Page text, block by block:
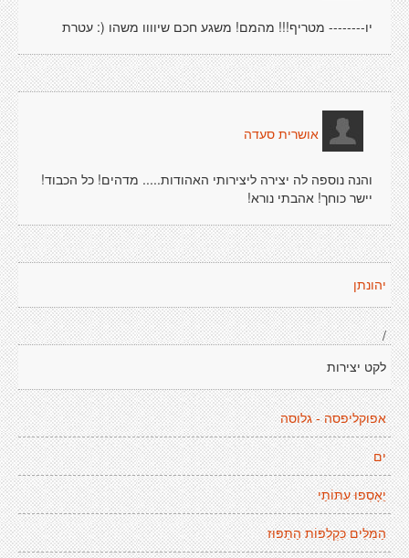
יו-------- מטריף!!! מהמם! משגע חכם שיוווו משהו (: עטרת
אושרית סעדה
והנה נוספה לה יצירה ליצירותי האהודות..... מדהים! כל הכבוד!
יישר כוחך! אהבתי נורא!
יהונתן
/
לקט יצירות
אפוקליפסה - גלוסה
ים
יֵאָסְפוּ עִתּוֹתַי
הַמִּלִּים כִּקְלִפּוֹת הַתַּפּוּז